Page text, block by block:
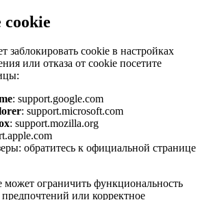
cookie
заблокировать cookie в настройках
или отказа от cookie посетите
: support.google.com
: support.microsoft.com
: support.mozilla.org
обратитесь к официальной странице
ограничить функциональность
или корректное